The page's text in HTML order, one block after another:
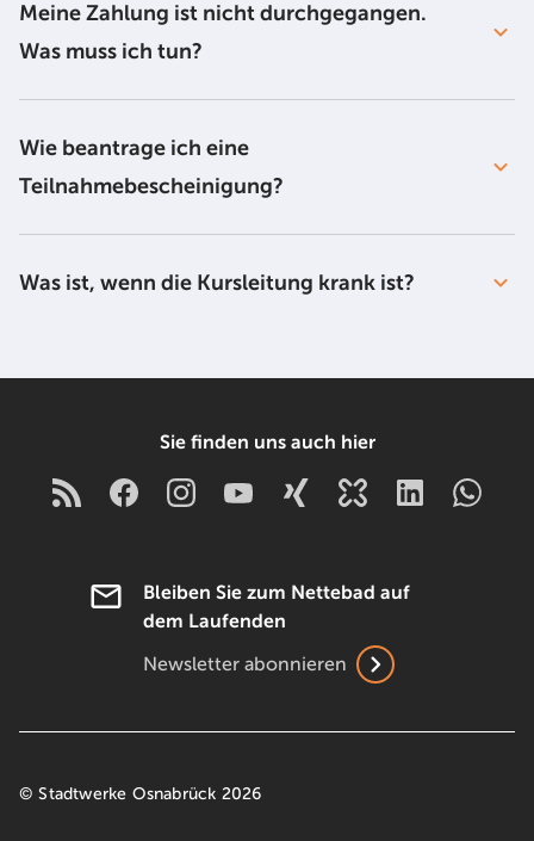
Meine Zahlung ist nicht durchgegangen.
Was muss ich tun?
Wie beantrage ich eine
Teilnahmebescheinigung?
Was ist, wenn die Kursleitung krank ist?
Sie finden uns auch hier
Bleiben Sie zum Nettebad auf
dem Laufenden
Newsletter abonnieren
© Stadtwerke Osnabrück 2026